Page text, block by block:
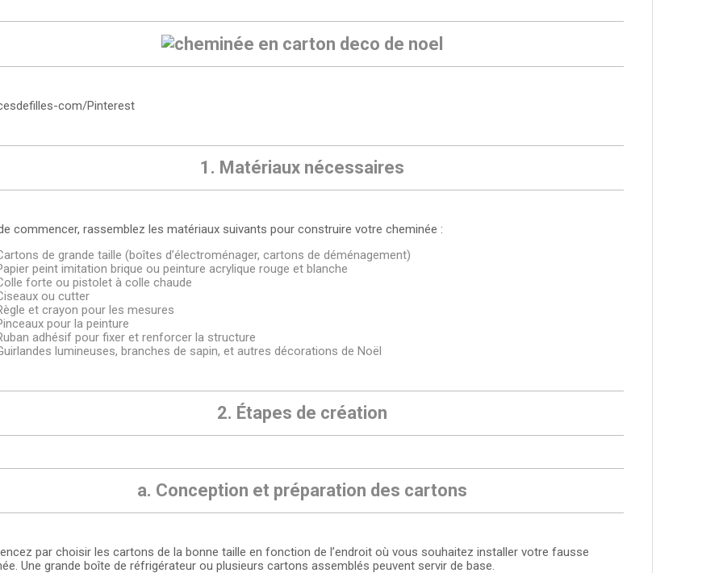
com/Pinterest
1. Matériaux nécessaires
commencer, rassemblez les matériaux suivants pour construire votre cheminée :
de grande taille (boîtes d’électroménager, cartons de déménagement)
peint imitation brique ou peinture acrylique rouge et blanche
forte ou pistolet à colle chaude
ou cutter
et crayon pour les mesures
pour la peinture
adhésif pour fixer et renforcer la structure
lumineuses, branches de sapin, et autres décorations de Noël
2. Étapes de création
a. Conception et préparation des cartons
par choisir les cartons de la bonne taille en fonction de l’endroit où vous souhaitez installer votre fausse
Une grande boîte de réfrigérateur ou plusieurs cartons assemblés peuvent servir de base.